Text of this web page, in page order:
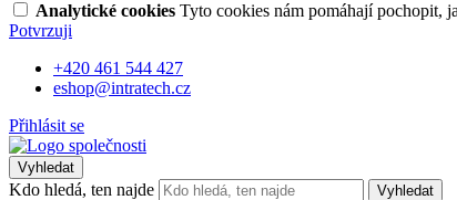
Analytické cookies Tyto cookies nám pomáhají pochopit,
Potvrzuji
+420 461 544 427
eshop@intratech.cz
Přihlásit se
Vyhledat
Kdo hledá, ten najde Vyhledat